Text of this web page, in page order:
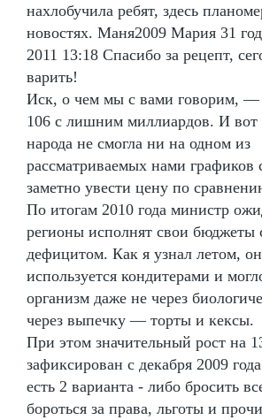
нахлобучила ребят, здесь
новостях. Маня2009 Мария 31
2011 13:18 Спасибо за рецепт,
варить!
Иск, о чем мы с вами говорим, —
106 с лишним миллиардов. И вот
народа не смогла ни на одном из
рассматриваемых нами графиков
заметно увести цену по
По итогам 2010 года министр
регионы исполнят свои
дефицитом. Как я узнал летом,
используется кондитерами и
организм даже не через
через выпечку — торты и кексы.
При этом значительный рост на
зафиксирован с декабря 2009
есть 2 варианта - либо бросить
бороться за права, льготы и